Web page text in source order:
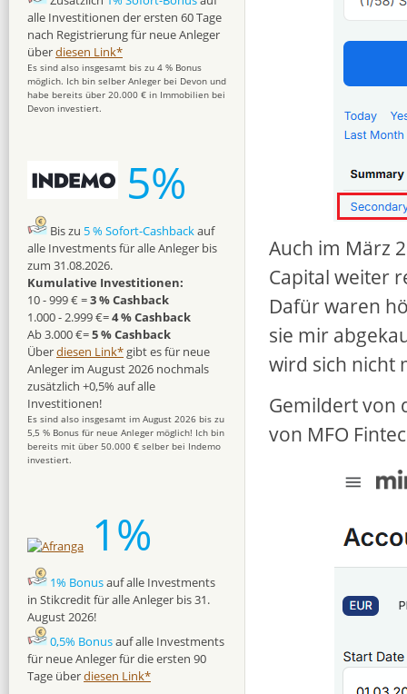
Auch im März
Capital weiter
Dafür waren
sie mir
wird sich nicht
Gemildert von
von MFO
alle Investitionen der ersten 60 Tage
nach Registrierung für neue Anleger
überdiesen Link*
Es sind also insgesamt bis zu 4 % Bonus
möglich. Ich bin selber Anleger bei Devon und
habe bereits über 20.000 € in Immobilien bei
Devon investiert.
5%
Bis zu 5 % Sofort-Cashbackauf
alle Investments für alle Anleger bis
zum 31.08.2026.
Kumulative Investitionen:
10 - 999 € =3 % Cashback
1.000 - 2.999 €=4 % Cashback
Ab 3.000 €=5 % Cashback
Überdiesen Link* gibt es für neue
Anleger im August 2026 nochmals
zusätzlich +0,5% auf alle
Investitionen!
Es sind also insgesamt im August 2026 bis zu
5,5 % Bonus für neue Anleger möglich! Ich bin
bereits mit über 50.000 € selber bei Indemo
investiert.
1%
1% Bonusauf alle Investments
in Stikcredit für alle Anleger bis 31.
August 2026!
0,5% Bonusauf alle Investments
für neue Anleger für die ersten 90
Tage überdiesen Link*